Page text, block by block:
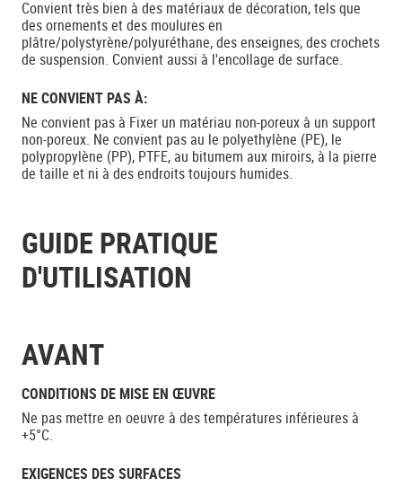
Convient très bien à des matériaux de décoration, tels que
des ornements et des moulures en
plâtre/polystyrène/polyuréthane, des enseignes, des crochets
de suspension. Convient aussi à l'encollage de surface.
NE CONVIENT PAS À:
Ne convient pas à Fixer un matériau non-poreux à un support
non-poreux. Ne convient pas au le polyethylène (PE), le
polypropylène (PP), PTFE, au bitumem aux miroirs, à la pierre
de taille et ni à des endroits toujours humides.
GUIDE PRATIQUE
D'UTILISATION
AVANT
CONDITIONS DE MISE EN ŒUVRE
Ne pas mettre en oeuvre à des températures inférieures à
+5°C.
EXIGENCES DES SURFACES